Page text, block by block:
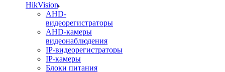
HikVision
AHD-
видеорегистраторы
AHD-камеры
видеонаблюдения
IP-видеорегистраторы
IP-камеры
Блоки питания